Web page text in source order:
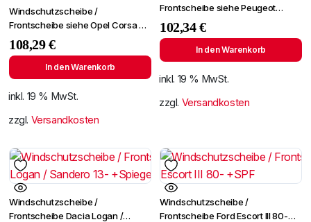
Windschutzscheibe /
Frontscheibe siehe Opel Corsa C
00- +Spiegelhalter (6290AGS)
108,29€
In den Warenkorb
inkl. 19 % MwSt.
zzgl. Versandkosten
Frontscheibe siehe Peugeot
Partner 96- (2724)
102,34€
In den Warenkorb
inkl. 19 % MwSt.
zzgl. Versandkosten
Windschutzscheibe /
Frontscheibe Dacia Logan /
Windschutzscheibe /
Frontscheibe Ford Escort III 80-